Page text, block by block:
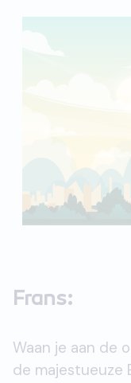
Frans:
Waan je aan de
de majestueuze